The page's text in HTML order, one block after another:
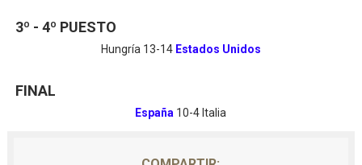
3º - 4º PUESTO
Hungría 13-14Estados Unidos
FINAL
España 10-4 Italia